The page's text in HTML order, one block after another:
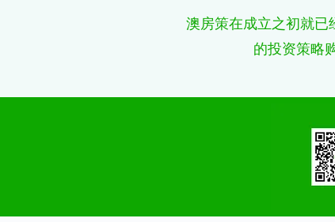
澳房策在成立之初就已
的投资策略